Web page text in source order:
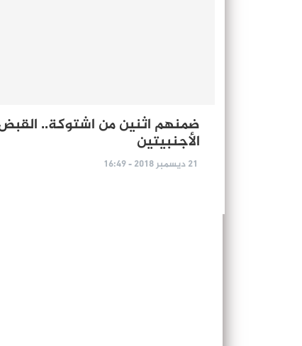
الأجنبيتين
21 ديسمبر 2018 - 16:49